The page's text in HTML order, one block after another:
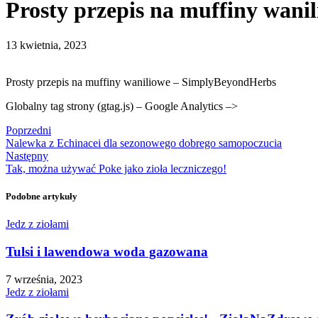
Prosty przepis na muffiny
13 kwietnia, 2023
Prosty przepis na muffiny waniliowe – SimplyBeyondHerbs
Globalny tag strony (gtag.js) – Google Analytics –>
Poprzedni
Nalewka z Echinacei dla sezonowego dobrego samopoczucia
Następny
Tak, można używać Poke jako zioła leczniczego!
Podobne artykuły
Jedz z ziołami
Tulsi i lawendowa woda gazowana
7 września, 2023
Jedz z ziołami